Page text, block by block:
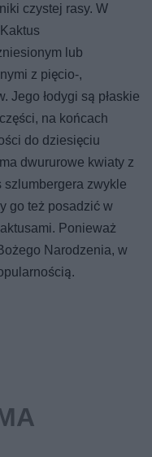
czystej rasy. W
lub
z pięcio-,
Jego łodygi są płaskie
na końcach
do dziesięciu
dwururowe kwiaty z
szlumbergera zwykle
go też posadzić w
Ponieważ
Narodzenia, w